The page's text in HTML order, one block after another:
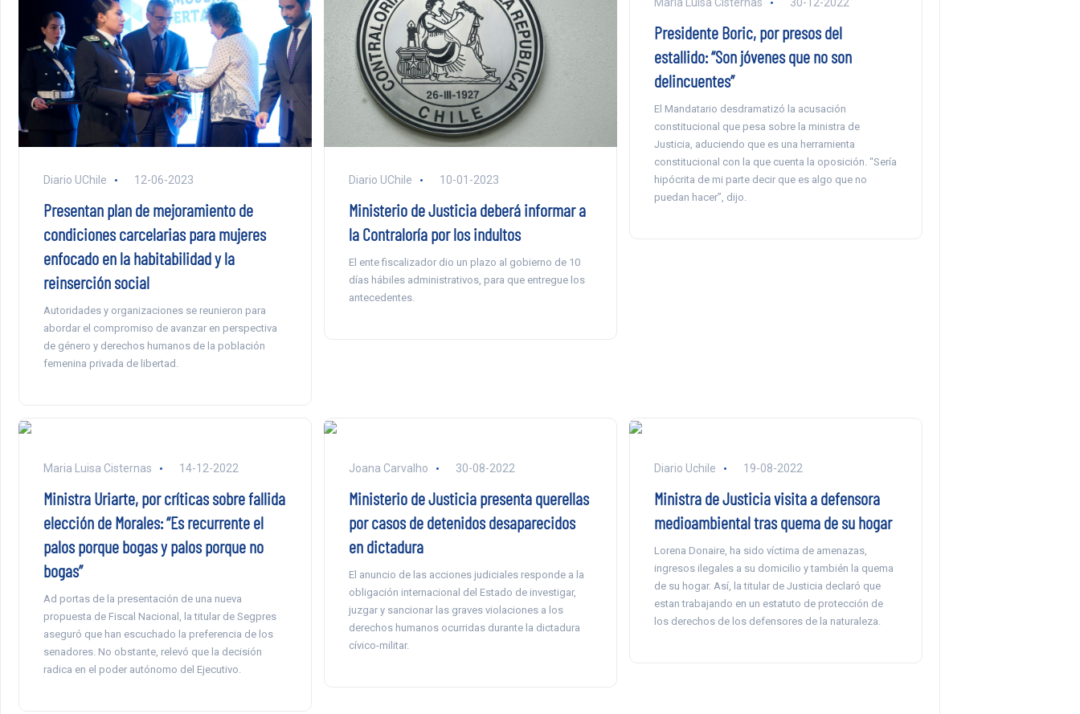
Diario UChile 12-06-2023
Presentan plan de mejoramiento de
condiciones carcelarias para mujeres
enfocado en la habitabilidad y la
reinserción social
Autoridades y organizaciones se reunieron para
abordar el compromiso de avanzar en perspectiva
de género y derechos humanos de la población
femenina privada de libertad.
Diario UChile 10-01-2023
Ministerio de Justicia deberá informar a
la Contraloría por los indultos
El ente fiscalizador dio un plazo al gobierno de 10
días hábiles administrativos, para que entregue los
antecedentes.
Presidente Boric, por presos del
estallido: “Son jóvenes que no son
delincuentes”
El Mandatario desdramatizó la acusación
constitucional que pesa sobre la ministra de
Justicia, aduciendo que es una herramienta
constitucional con la que cuenta la oposición. “Sería
hipócrita de mi parte decir que es algo que no
puedan hacer”, dijo.
Maria Luisa Cisternas 14-12-2022
Ministra Uriarte, por críticas sobre fallida
elección de Morales: “Es recurrente el
palos porque bogas y palos porque no
bogas”
Ad portas de la presentación de una nueva
propuesta de Fiscal Nacional, la titular de Segpres
aseguró que han escuchado la preferencia de los
senadores. No obstante, relevó que la decisión
radica en el poder autónomo del Ejecutivo.
Joana Carvalho 30-08-2022
Ministerio de Justicia presenta querellas
por casos de detenidos desaparecidos
en dictadura
El anuncio de las acciones judiciales responde a la
obligación internacional del Estado de investigar,
juzgar y sancionar las graves violaciones a los
derechos humanos ocurridas durante la dictadura
cívico-militar.
Diario Uchile 19-08-2022
Ministra de Justicia visita a defensora
medioambiental tras quema de su hogar
Lorena Donaire, ha sido víctima de amenazas,
ingresos ilegales a su domicilio y también la quema
de su hogar. Así, la titular de Justicia declaró que
estan trabajando en un estatuto de protección de
los derechos de los defensores de la naturaleza.